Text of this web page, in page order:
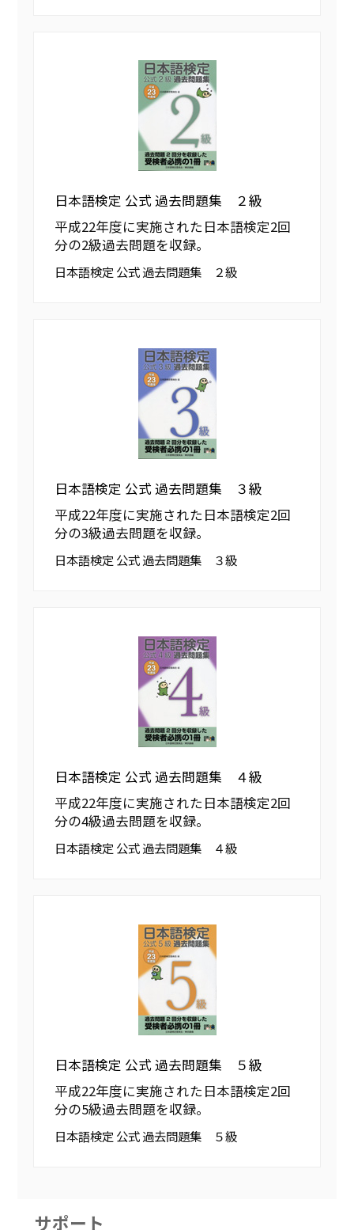
日本語検定 公式 過去問題集 ２級
平成22年度に実施された日本語検定2回
分の2級過去問題を収録。
日本語検定 公式 過去問題集 ２級
日本語検定 公式 過去問題集 ３級
平成22年度に実施された日本語検定2回
分の3級過去問題を収録。
日本語検定 公式 過去問題集 ３級
日本語検定 公式 過去問題集 ４級
平成22年度に実施された日本語検定2回
分の4級過去問題を収録。
日本語検定 公式 過去問題集 ４級
日本語検定 公式 過去問題集 ５級
平成22年度に実施された日本語検定2回
分の5級過去問題を収録。
日本語検定 公式 過去問題集 ５級
サポート